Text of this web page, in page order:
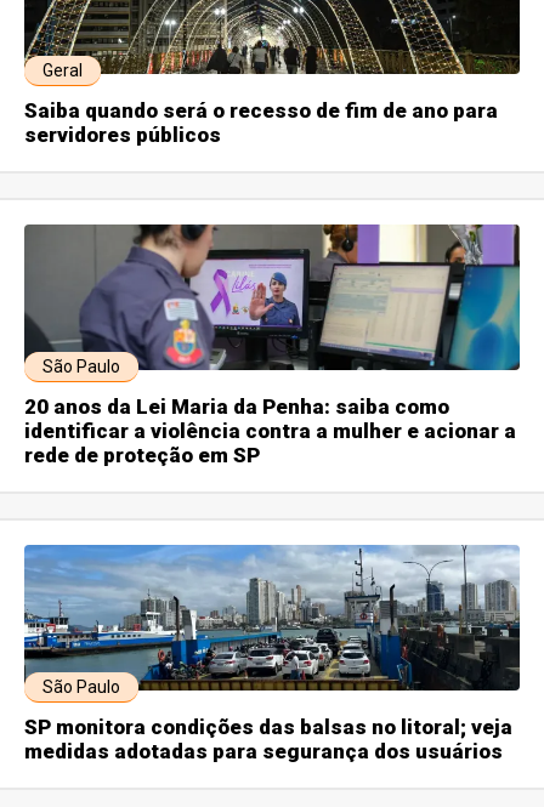
Geral
Saiba quando será o recesso de fim de ano para
servidores públicos
São Paulo
20 anos da Lei Maria da Penha: saiba como
identificar a violência contra a mulher e acionar a
rede de proteção em SP
São Paulo
SP monitora condições das balsas no litoral; veja
medidas adotadas para segurança dos usuários